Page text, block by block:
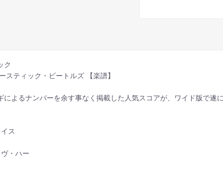
ク
スティック・ビートルズ 【楽譜】
によるナンバーを余す事なく掲載した人気スコアが、ワイド版で遂に
ス
・ハー